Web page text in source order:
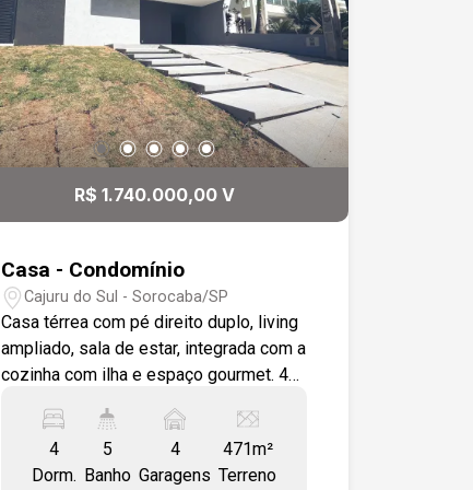
quadra de gramado natural de futebol,
portaria 24 h , segurança, ronda
motorizada, próximo a saída da Rodovia
Presidente Castelo Branco, fácil
acesso a comércios. Estamos à
disposição para te atender. Gostaria de
uma visita?R$ 1.740.000,00 V
Casa - Condomínio
Cajuru do Sul - Sorocaba/SP
Casa térrea com pé direito duplo, living
ampliado, sala de estar, integrada com a
cozinha com ilha e espaço gourmet. 4
com closet e 2 quartos com banheiro
conjugado. área gourmet com
churrasqueira revestida com
4
Dorm.
5
Banho
4
Garagens
471m²
Terreno